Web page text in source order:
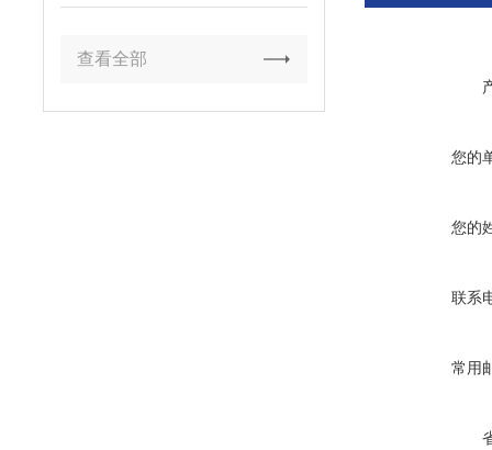
查看全部
您的
您的
联系
常用